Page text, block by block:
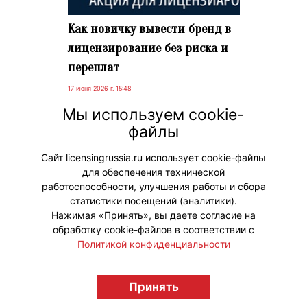
Как новичку вывести бренд в
лицензирование без риска и
переплат
17 июня 2026 г. 15:48
Предложение от «Вестника» для
тех, у кого еще нет лицензионных
сделок, но уже есть перспективный
проект и много амбиций.
#Акции
licensingrussia.ru, 2009-2026 12+
Мы используем cookie-
файлы
Сайт licensingrussia.ru использует cookie-файлы
для обеспечения технической
работоспособности, улучшения работы и сбора
статистики посещений (аналитики).
Нажимая «Принять», вы даете согласие на
обработку cookie-файлов в соответствии с
Политикой конфиденциальности
Принять